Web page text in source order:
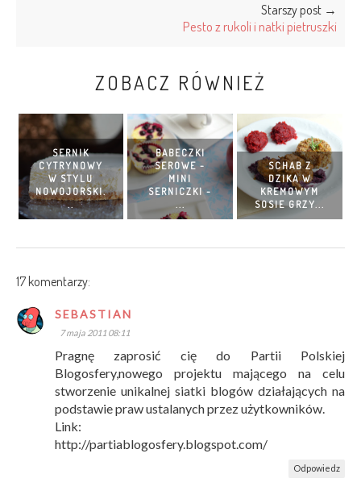
Starszy post →
Pesto z rukoli i natki pietruszki
ZOBACZ RÓWNIEŻ
SERNIK
CYTRYNOWY
W STYLU
NOWOJORSKI.
..
BABECZKI
SEROWE -
MINI
SERNICZKI -
SCHAB Z
DZIKA W
KREMOWYM
SOSIE GRZY...
17 komentarzy:
SEBASTIAN
7 maja 2011 08:11
Pragnę zaprosić cię do Partii Polskiej
Blogosfery,nowego projektu mającego na celu
stworzenie unikalnej siatki blogów działających na
podstawie praw ustalanych przez użytkowników.
Link:
http://partiablogosfery.blogspot.com/
Odpowiedz